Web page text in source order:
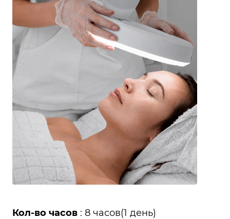
Кол-во часов : 8 часов(1 день)